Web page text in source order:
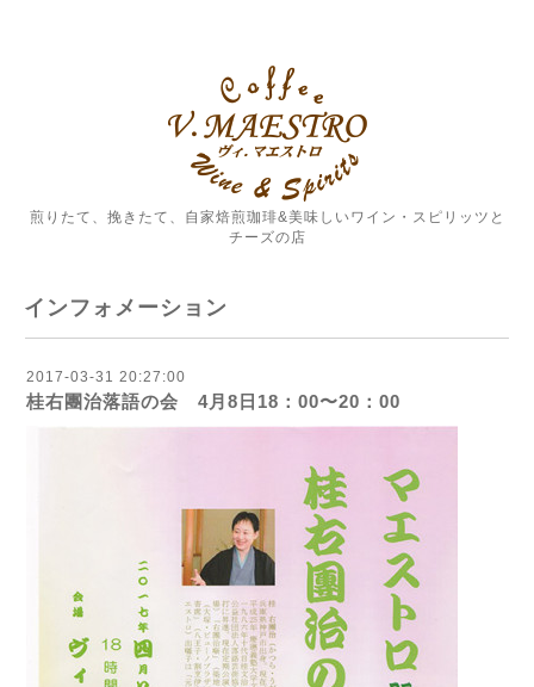
煎りたて、挽きたて、自家焙煎珈琲&美味しいワイン・スピリッツと
チーズの店
インフォメーション
2017-03-31 20:27:00
桂右團治落語の会 4月8日18：00〜20：00